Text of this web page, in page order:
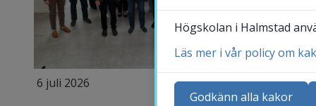
6 juli 2026
Högskolan i Halmstad
Läs mer i vår policy om
Godkänn alla kakor